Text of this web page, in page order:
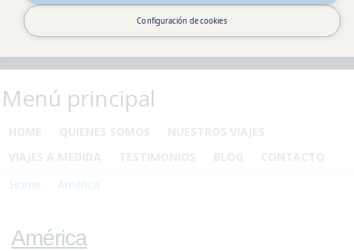
Configuración de cookies
Menú principal
Home
América
América